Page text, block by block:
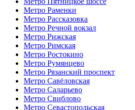
Метро Раменки
Метро Рассказовка
Метро Речной вокзал
Метро Рижская
Метро Римская
Метро Ростокино
Метро Румянцево
Метро Рязанский проспект
Метро Савёловская
Метро Саларьево
Метро Свиблово
Метро Севастопольская